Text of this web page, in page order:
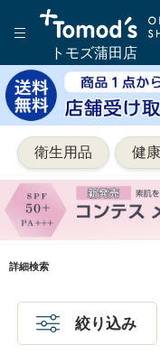
トモズ蒲田店
衛生用品 健
詳細検索
絞り込み